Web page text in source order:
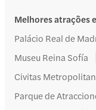
Melhores atrações
Palácio Real de
Museu Reina Sofía
Civitas
Parque de